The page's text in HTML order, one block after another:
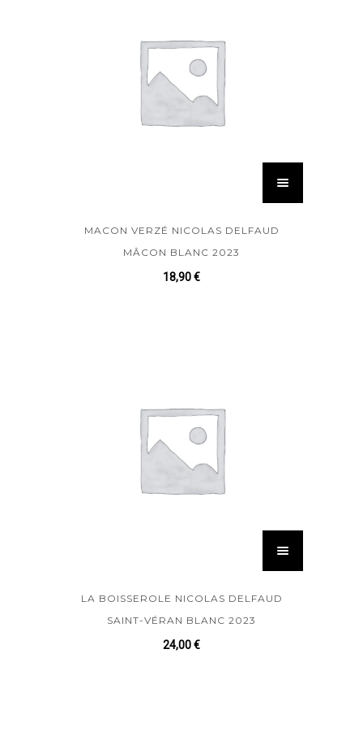
MACON VERZÉ NICOLAS DELFAUD
MÂCON BLANC 2023
18,90€
LA BOISSEROLE NICOLAS DELFAUD
SAINT-VÉRAN BLANC 2023
24,00€